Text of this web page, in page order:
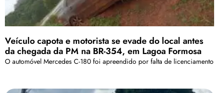
Veículo capota e motorista se evade do local antes
da chegada da PM na BR-354, em Lagoa Formosa
O automóvel Mercedes C-180 foi apreendido por falta de licenciamento